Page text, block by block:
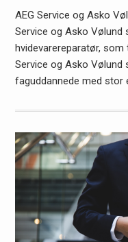
AEG Service og Asko
Service og Asko Vølund
hvidevarereparatør,
Service og Asko Vølund
faguddannede med stor